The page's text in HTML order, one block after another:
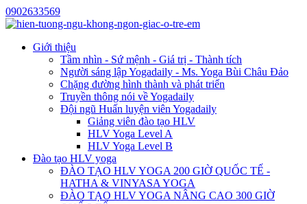
0902633569
Giới thiệu
Tầm nhìn - Sứ mệnh - Giá trị - Thành tích
Người sáng lập Yogadaily - Ms. Yoga Bùi Châu Đảo
Chặng đường hình thành và phát triển
Truyền thông nói về Yogadaily
Đội ngũ Huấn luyện viên Yogadaily
Giảng viên đào tạo HLV
HLV Yoga Level A
HLV Yoga Level B
Đào tạo HLV yoga
ĐÀO TẠO HLV YOGA 200 GIỜ QUỐC TẾ -
HATHA & VINYASA YOGA
ĐÀO TẠO HLV YOGA NÂNG CAO 300 GIỜ